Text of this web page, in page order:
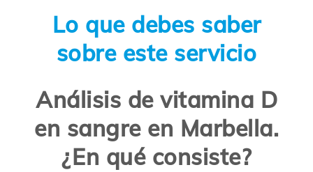
Lo que debes saber
sobre este servicio
Análisis de vitamina D
en sangre en Marbella.
¿En qué consiste?